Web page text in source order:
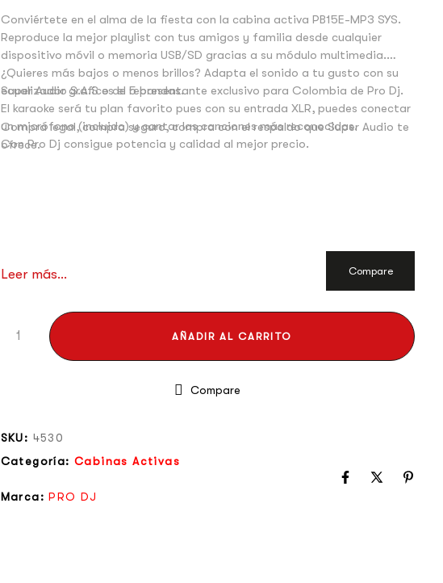
Conviértete en el alma de la fiesta con la cabina activa PB15E-MP3 SYS.
Reproduce la mejor playlist con tus amigos y familia desde cualquier
dispositivo móvil o memoria USB/SD gracias a su módulo multimedia.
¿Quieres más bajos o menos brillos? Adapta el sonido a tu gusto con su
ecualizador grafico de 5 bandas.
El karaoke será tu plan favorito pues con su entrada XLR, puedes conectar
un micrófono (incluido) y cantar las canciones más reconocidas.
Con Pro Dj consigue potencia y calidad al mejor precio.
Super Audio S.A.S es el representante exclusivo para Colombia de Pro Dj.
Compra legal, compra seguro, compra con el respaldo que Super Audio te
ofrece.
Leer más... Compare
AÑADIR AL CARRITO
Compare
SKU: 4530
Categoría:Cabinas Activas
Marca:PRO DJ